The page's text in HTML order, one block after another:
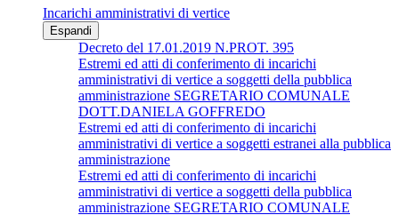
Incarichi amministrativi di vertice
Espandi
Decreto del 17.01.2019 N.PROT. 395
Estremi ed atti di conferimento di incarichi
amministrativi di vertice a soggetti della pubblica
amministrazione SEGRETARIO COMUNALE
DOTT.DANIELA GOFFREDO
Estremi ed atti di conferimento di incarichi
amministrativi di vertice a soggetti estranei alla pubblica
amministrazione
Estremi ed atti di conferimento di incarichi
amministrativi di vertice a soggetti della pubblica
amministrazione SEGRETARIO COMUNALE